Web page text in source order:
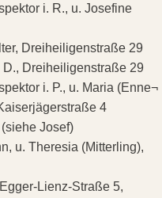
i. R., u. Josefine
Dreiheiligenstraße 29
Dreiheiligenstraße 29
i. P., u. Maria (Enne¬
4
Josef)
u. Theresia (Mitterling),
Lienz-Straße 5,